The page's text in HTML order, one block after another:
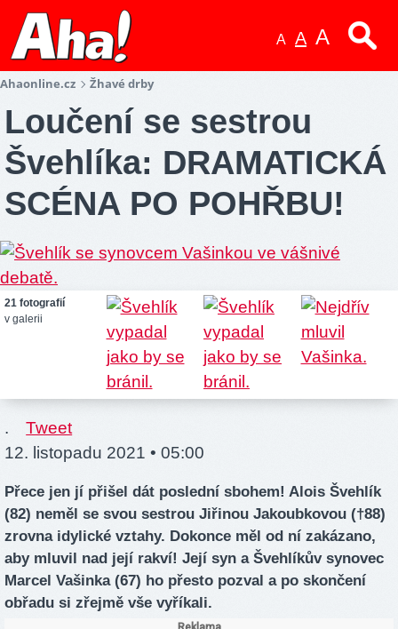
A A A
Ahaonline.cz Žhavé drby
Loučení se sestrou
Švehlíka: DRAMATICKÁ
SCÉNA PO POHŘBU!
21 fotografií
v galerii
.
Tweet
12. listopadu 2021 • 05:00
Přece jen jí přišel dát poslední sbohem! Alois Švehlík
(82) neměl se svou sestrou Jiřinou Jakoubkovou (†88)
zrovna idylické vztahy. Dokonce měl od ní zakázano,
aby mluvil nad její rakví! Její syn a Švehlíkův synovec
Marcel Vašinka (67) ho přesto pozval a po skončení
obřadu si zřejmě vše vyříkali.